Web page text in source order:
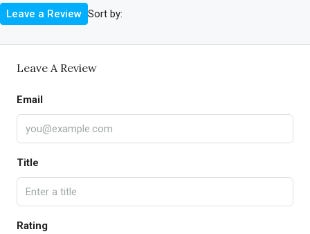
Sort by:
Leave a Review
Leave A Review
Email
Title
Rating